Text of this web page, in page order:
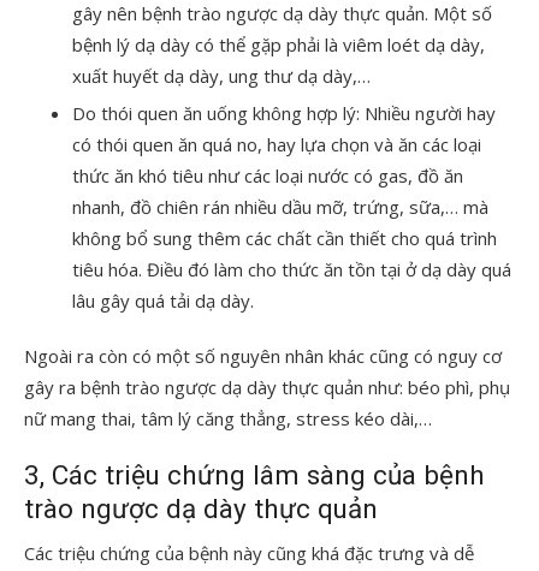
gây nên bệnh trào ngược dạ dày thực quản. Một số
bệnh lý dạ dày có thể gặp phải là viêm loét dạ dày,
xuất huyết dạ dày, ung thư dạ dày,…
Do thói quen ăn uống không hợp lý: Nhiều người hay
có thói quen ăn quá no, hay lựa chọn và ăn các loại
thức ăn khó tiêu như các loại nước có gas, đồ ăn
nhanh, đồ chiên rán nhiều dầu mỡ, trứng, sữa,… mà
không bổ sung thêm các chất cần thiết cho quá trình
tiêu hóa. Điều đó làm cho thức ăn tồn tại ở dạ dày quá
lâu gây quá tải dạ dày.
Ngoài ra còn có một số nguyên nhân khác cũng có nguy cơ
gây ra bệnh trào ngược dạ dày thực quản như: béo phì, phụ
nữ mang thai, tâm lý căng thẳng, stress kéo dài,…
3, Các triệu chứng lâm sàng của bệnh
trào ngược dạ dày thực quản
Các triệu chứng của bệnh này cũng khá đặc trưng và dễ